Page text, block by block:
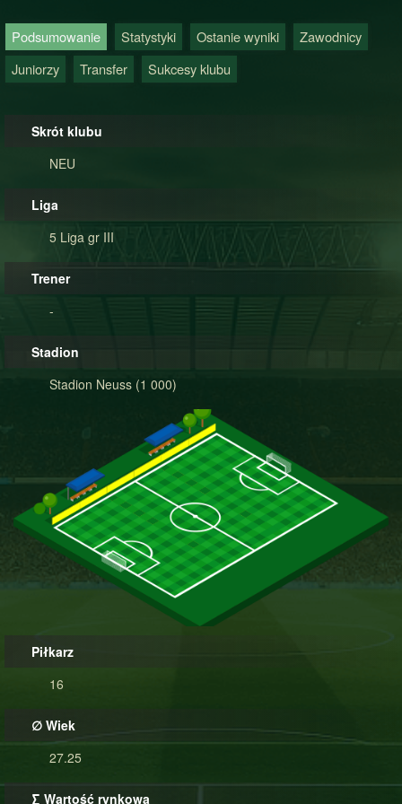
Podsumowanie Statystyki Ostanie wyniki
Zawodnicy
Juniorzy
Transfer Sukcesy klubu
Skrót klubu
NEU
Liga
5 Liga gr III
Trener
-
Stadion
Stadion Neuss (1 000)
Piłkarz
16
∅ Wiek
27.25
∑ Wartość rynkowa